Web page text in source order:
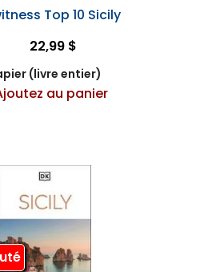
Top 10 Sicily
22,99 $
(livre entier)
au panier